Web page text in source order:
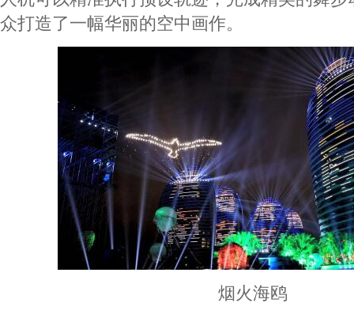
众打造了一幅华丽的空中画作。
烟火海鸥